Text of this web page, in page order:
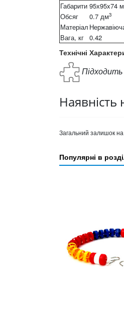
Технічні
Габарити 95х95x74
Обсяг
0.7 дм3
Матеріал
Вага, кг 0.42
Наявність
Загальний залишок
Популярні в